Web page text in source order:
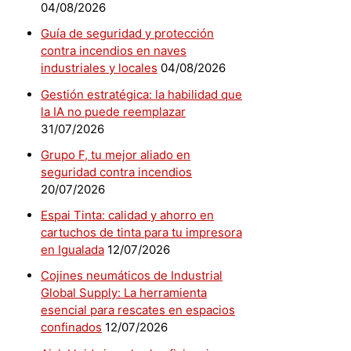
04/08/2026
Guía de seguridad y protección
contra incendios en naves
industriales y locales 04/08/2026
Gestión estratégica: la habilidad que
la IA no puede reemplazar
31/07/2026
Grupo F, tu mejor aliado en
seguridad contra incendios
20/07/2026
Espai Tinta: calidad y ahorro en
cartuchos de tinta para tu impresora
en Igualada 12/07/2026
Cojines neumáticos de Industrial
Global Supply: La herramienta
esencial para rescates en espacios
confinados 12/07/2026